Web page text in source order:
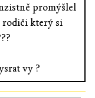
promýšlel
rodiči který si
vy ?